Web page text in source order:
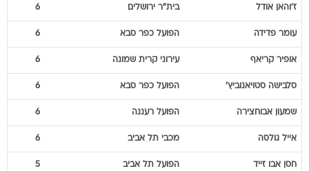
ז'והאן אודל בית"ר ירושלים 6
עומר פדידה הפועל כפר סבא 6
אופיר קריאף עירוני קרית שמונה 6
סלבישה סטויאנוביץ' הפועל כפר סבא 6
שמעון אבוחצירה הפועל רעננה 6
אייל גולסה מכבי תל אביב 6
חסן אבו זייד הפועל תל אביב 5